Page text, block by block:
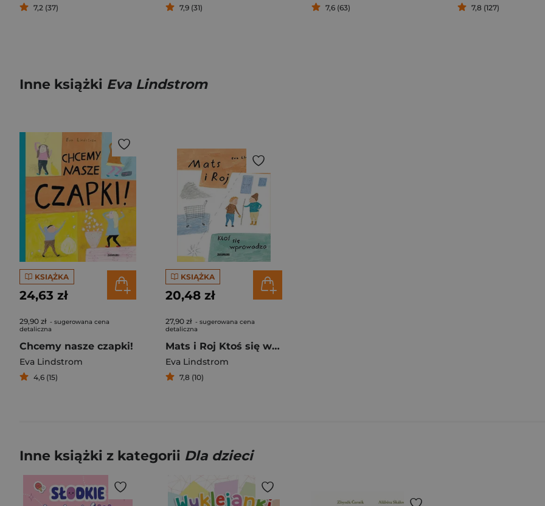
7,2 (37) 7,9 (31) 7,6 (63) 7,8 (127)
Inne książki Eva Lindstrom
KSIĄŻKA
24,63 zł
29,90 zł - sugerowana cena
detaliczna
Chcemy nasze czapki!
Eva Lindstrom
4,6 (15)
KSIĄŻKA
20,48 zł
27,90 zł - sugerowana cena
detaliczna
Mats i Roj Ktoś się wprowadza
Eva Lindstrom
7,8 (10)
Inne książki z kategorii Dla dzieci